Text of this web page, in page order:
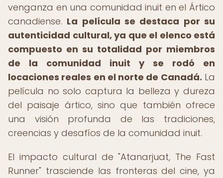
venganza en una comunidad inuit en el Ártico
canadiense. La película se destaca por su
autenticidad cultural, ya que el elenco está
compuesto en su totalidad por miembros
de la comunidad inuit y se rodó en
locaciones reales en el norte de Canadá. La
película no solo captura la belleza y dureza
del paisaje ártico, sino que también ofrece
una visión profunda de las tradiciones,
creencias y desafíos de la comunidad inuit.
El impacto cultural de "Atanarjuat, The Fast
Runner" trasciende las fronteras del cine, ya